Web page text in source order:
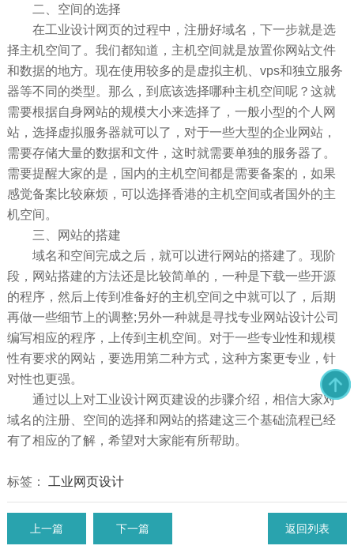
二、空间的选择
在工业设计网页的过程中，注册好域名，下一步就是选
择主机空间了。我们都知道，主机空间就是放置你网站文件
和数据的地方。现在使用较多的是虚拟主机、vps和独立服务
器等不同的类型。那么，到底该选择哪种主机空间呢？这就
需要根据自身网站的规模大小来选择了，一般小型的个人网
站，选择虚拟服务器就可以了，对于一些大型的企业网站，
需要存储大量的数据和文件，这时就需要单独的服务器了。
需要提醒大家的是，国内的主机空间都是需要备案的，如果
感觉备案比较麻烦，可以选择香港的主机空间或者国外的主
机空间。
三、网站的搭建
域名和空间完成之后，就可以进行网站的搭建了。现阶
段，网站搭建的方法还是比较简单的，一种是下载一些开源
的程序，然后上传到准备好的主机空间之中就可以了，后期
再做一些细节上的调整;另外一种就是寻找专业网站设计公司
编写相应的程序，上传到主机空间。对于一些专业性和规模
性有要求的网站，要选用第二种方式，这种方案更专业，针
对性也更强。
通过以上对工业设计网页建设的步骤介绍，相信大家对
域名的注册、空间的选择和网站的搭建这三个基础流程已经
有了相应的了解，希望对大家能有所帮助。
标签： 工业网页设计
上一篇 下一篇 返回列表